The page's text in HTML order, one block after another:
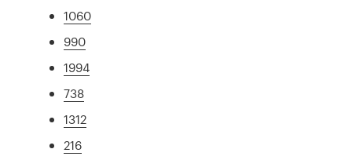
1060
990
1994
738
1312
216